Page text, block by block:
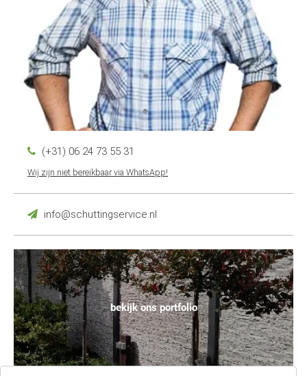
(+31) 06 24 73 55 31
Wij zijn niet bereikbaar via WhatsApp!
info@schuttingservice.nl
bekijk ons portfolio